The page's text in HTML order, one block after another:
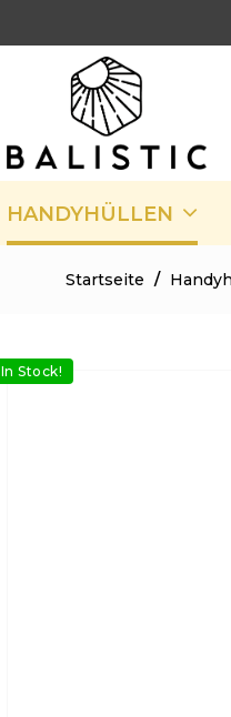
HANDYHÜLLEN
Startseite /
In Stock!